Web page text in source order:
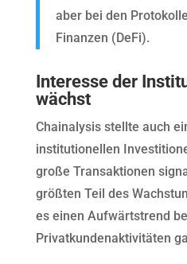
aber bei den
Finanzen (DeFi).
Interesse der
wächst
Chainalysis stellte auch
institutionellen
große Transaktionen
größten Teil des
es einen Aufwärtstrend
Privatkundenaktivitäten